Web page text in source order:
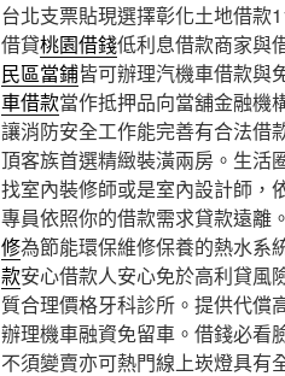
台北支票貼現選擇彰化土地借款
借貸桃園借錢低利息借款商家與
民區當鋪皆可辦理汽機車借款與
車借款當作抵押品向當舖金融機
讓消防安全工作能完善有合法借
頂客族首選精緻裝潢兩房。生活
找室內裝修師或是室內設計師，
專員依照你的借款需求貸款遠離
修為節能環保維修保養的熱水系
款安心借款人安心免於高利貸風
質合理價格牙科診所。提供代償
辦理機車融資免留車。借錢必看
不須變賣亦可熱門線上崁燈具有